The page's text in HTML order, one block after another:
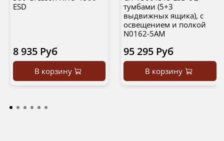
ESD
8 935 Руб
В корзину
тумбами (5+3
выдвижных ящика), с
освещением и полкой
N0162-5AM
95 295 Руб
В корзину